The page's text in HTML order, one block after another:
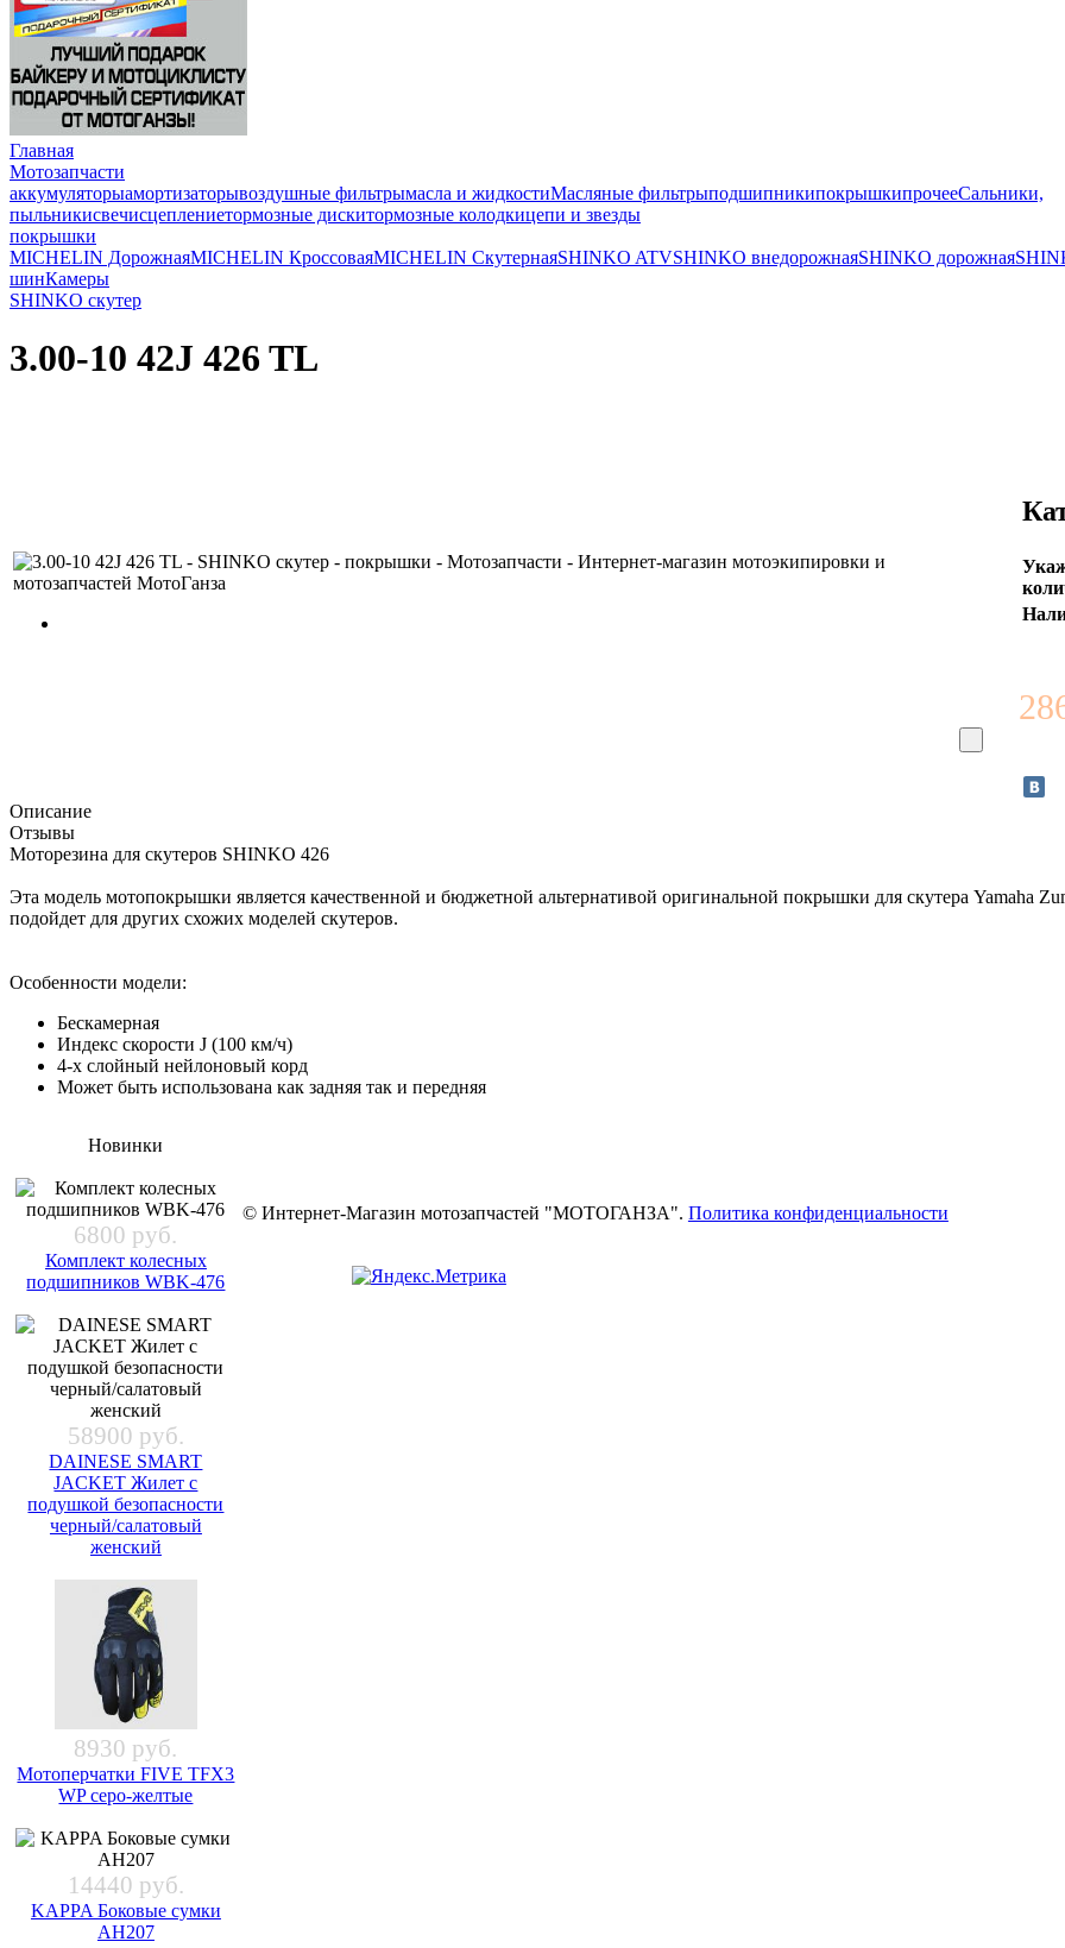
Главная
Мотозапчасти
аккумуляторыамортизаторывоздушные фильтрымасла и жидкостиМасляные фильтрыподшипникипокрышкипрочееСальники,
пыльникисвечисцеплениетормозные дискитормозные колодкицепи и звезды
покрышки
MICHELIN ДорожнаяMICHELIN КроссоваяMICHELIN СкутернаяSHINKO ATVSHINKO внедорожнаяSHINKO дорожная
шинКамеры
SHINKO скутер
3.00-10 42J 426 TL
Описание
Отзывы
Моторезина для скутеров SHINKO 426
Эта модель мотопокрышки является качественной и бюджетной альтернативой оригинальной покрышки для скутера Yamaha
подойдет для других схожих моделей скутеров.
Особенности модели:
Бескамерная
Индекс скорости J (100 км/ч)
4-х слойный нейлоновый корд
Может быть использована как задняя так и передняя
Новинки
6800 руб.
Комплект колесных
подшипников WBK-476
58900 руб.
DAINESE SMART
JACKET Жилет с
подушкой безопасности
черный/салатовый
женский
8930 руб.
Мотоперчатки FIVE TFX3
WP серо-желтые
14440 руб.
KAPPA Боковые сумки
AH207
© Интернет-Магазин мотозапчастей "МОТОГАНЗА". Политика конфиденциальности